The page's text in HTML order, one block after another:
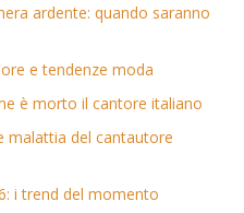
ardente: quando saranno
e tendenze moda
è morto il cantore italiano
malattia del cantautore
i trend del momento